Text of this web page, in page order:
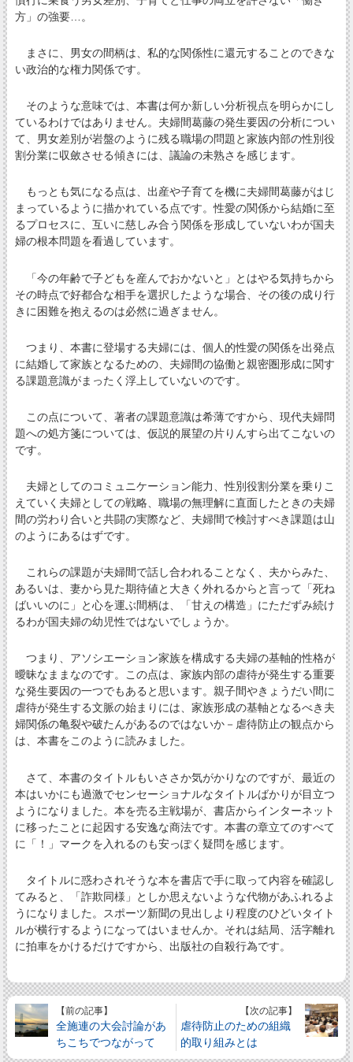
方」の強要…。
まさに、男女の間柄は、私的な関係性に還元することのできな
い政治的な権力関係です。
そのような意味では、本書は何か新しい分析視点を明らかにし
ているわけではありません。夫婦間葛藤の発生要因の分析につい
て、男女差別が岩盤のように残る職場の問題と家族内部の性別役
割分業に収斂させる傾きには、議論の未熟さを感じます。
もっとも気になる点は、出産や子育てを機に夫婦間葛藤がはじ
まっているように描かれている点です。性愛の関係から結婚に至
るプロセスに、互いに慈しみ合う関係を形成していないわが国夫
婦の根本問題を看過しています。
「今の年齢で子どもを産んでおかないと」とはやる気持ちから
その時点で好都合な相手を選択したような場合、その後の成り行
きに困難を抱えるのは必然に過ぎません。
つまり、本書に登場する夫婦には、個人的性愛の関係を出発点
に結婚して家族となるための、夫婦間の協働と親密圏形成に関す
る課題意識がまったく浮上していないのです。
この点について、著者の課題意識は希薄ですから、現代夫婦問
題への処方箋については、仮説的展望の片りんすら出てこないの
です。
夫婦としてのコミュニケーション能力、性別役割分業を乗りこ
えていく夫婦としての戦略、職場の無理解に直面したときの夫婦
間の労わり合いと共闘の実際など、夫婦間で検討すべき課題は山
のようにあるはずです。
これらの課題が夫婦間で話し合われることなく、夫からみた、
あるいは、妻から見た期待値と大きく外れるからと言って「死ね
ばいいのに」と心を運ぶ間柄は、「甘えの構造」にただずみ続け
るわが国夫婦の幼児性ではないでしょうか。
つまり、アソシエーション家族を構成する夫婦の基軸的性格が
曖昧なままなのです。この点は、家族内部の虐待が発生する重要
な発生要因の一つでもあると思います。親子間やきょうだい間に
虐待が発生する文脈の始まりには、家族形成の基軸となるべき夫
婦関係の亀裂や破たんがあるのではないか－虐待防止の観点から
は、本書をこのように読みました。
さて、本書のタイトルもいささか気がかりなのですが、最近の
本はいかにも過激でセンセーショナルなタイトルばかりが目立つ
ようになりました。本を売る主戦場が、書店からインターネット
に移ったことに起因する安逸な商法です。本書の章立てのすべて
に「！」マークを入れるのも安っぽく疑問を感じます。
タイトルに惑わされそうな本を書店で手に取って内容を確認し
てみると、「詐欺同様」としか思えないような代物があふれるよ
うになりました。スポーツ新聞の見出しより程度のひどいタイト
ルが横行するようになってはいませんか。それは結局、活字離れ
に拍車をかけるだけですから、出版社の自殺行為です。
【前の記事】
全施連の大会討論があ
ちこちでつながって
【次の記事】
虐待防止のための組織
的取り組みとは